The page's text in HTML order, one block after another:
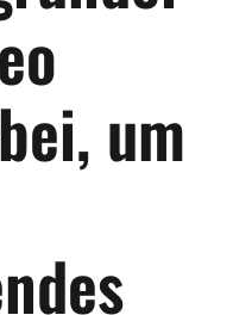
um